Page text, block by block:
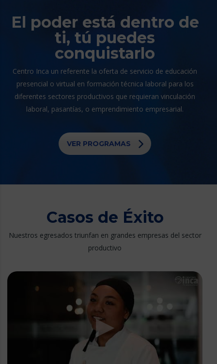
El poder está dentro de
ti, tú puedes
conquistarlo
Centro Inca un referente la oferta de servicio de educación
presencial o virtual en formación técnica laboral para los
diferentes sectores productivos que requieran vinculación
laboral, pasantías, o emprendimiento empresarial.
VER PROGRAMAS
Casos de Éxito
Nuestros egresados triunfan en grandes empresas del sector
productivo